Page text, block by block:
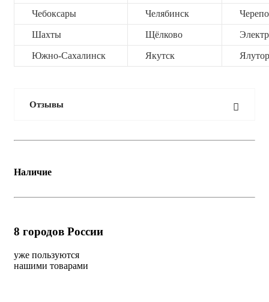
Чебоксары Челябинск
Шахты Щёлково
Южно-Сахалинск Якутск
Отзывы
Наличие
8 городов России
уже пользуются
нашими товарами